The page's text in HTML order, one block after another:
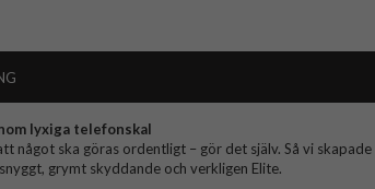
lyxiga telefonskal
något ska göras ordentligt – gör det själv. Så vi
grymt skyddande och verkligen Elite.